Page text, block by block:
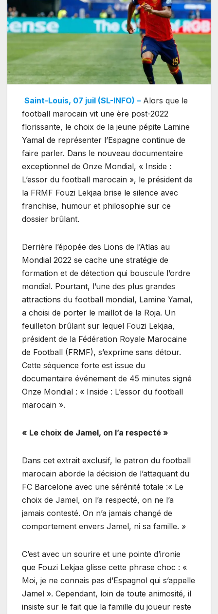
Saint-Louis, 07 juil (SL-INFO) – Alors que le
football marocain vit une ère post-2022
florissante, le choix de la jeune pépite Lamine
Yamal de représenter l’Espagne continue de
faire parler. Dans le nouveau documentaire
exceptionnel de Onze Mondial, « Inside :
L’essor du football marocain », le président de
la FRMF Fouzi Lekjaa brise le silence avec
franchise, humour et philosophie sur ce
dossier brûlant.
Derrière l’épopée des Lions de l’Atlas au
Mondial 2022 se cache une stratégie de
formation et de détection qui bouscule l’ordre
mondial. Pourtant, l’une des plus grandes
attractions du football mondial, Lamine Yamal,
a choisi de porter le maillot de la Roja. Un
feuilleton brûlant sur lequel Fouzi Lekjaa,
président de la Fédération Royale Marocaine
de Football (FRMF), s’exprime sans détour.
Cette séquence forte est issue du
documentaire événement de 45 minutes signé
Onze Mondial : « Inside : L’essor du football
marocain ».
« Le choix de Jamel, on l’a respecté »
Dans cet extrait exclusif, le patron du football
marocain aborde la décision de l’attaquant du
FC Barcelone avec une sérénité totale :« Le
choix de Jamel, on l’a respecté, on ne l’a
jamais contesté. On n’a jamais changé de
comportement envers Jamel, ni sa famille. »
C’est avec un sourire et une pointe d’ironie
que Fouzi Lekjaa glisse cette phrase choc : «
Moi, je ne connais pas d’Espagnol qui s’appelle
Jamel ». Cependant, loin de toute animosité, il
insiste sur le fait que la famille du joueur reste